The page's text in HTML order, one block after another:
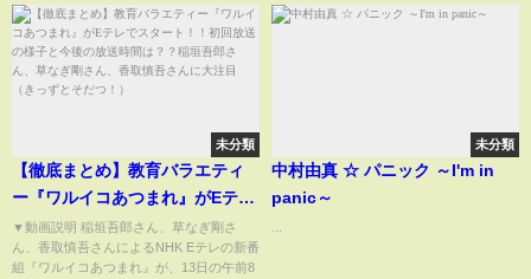
未分類
【徹底まとめ】教育バラエティ
ー『ワルイコあつまれ』がEテレ
でスタート！！初回放送の様子
と今後の放送時間は？？稲垣吾
▼動画説明 稲垣吾郎さん、草なぎ剛さ
ん、香取慎吾さんによるNHK Eテレの新番
組『ワルイコあつまれ』が、13日の午前8
未分類
中村由真 ☆ パニック ～I'm in
panic～